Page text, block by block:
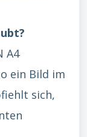
A4
ein Bild im
sich,